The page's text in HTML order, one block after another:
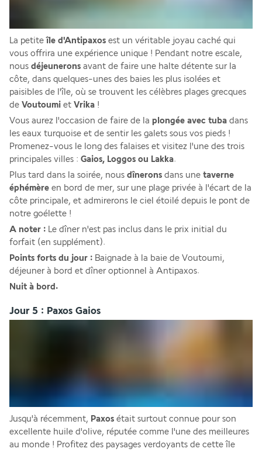
La petite île d'Antipaxos est un véritable joyau caché qui
vous offrira une expérience unique ! Pendant notre escale,
nous déjeunerons avant de faire une halte détente sur la
côte, dans quelques-unes des baies les plus isolées et
paisibles de l'île, où se trouvent les célèbres plages grecques
de Voutoumi et Vrika !
Vous aurez l'occasion de faire de la plongée avec tuba dans
les eaux turquoise et de sentir les galets sous vos pieds !
Promenez-vous le long des falaises et visitez l'une des trois
principales villes : Gaios, Loggos ou Lakka.
Plus tard dans la soirée, nous dînerons dans une taverne
éphémère en bord de mer, sur une plage privée à l'écart de la
côte principale, et admirerons le ciel étoilé depuis le pont de
notre goélette !
A noter : Le dîner n'est pas inclus dans le prix initial du
forfait (en supplément).
Points forts du jour : Baignade à la baie de Voutoumi,
déjeuner à bord et dîner optionnel à Antipaxos.
Nuit à bord.
Jour 5 : Paxos Gaios
Jusqu'à récemment, Paxos était surtout connue pour son
excellente huile d'olive, réputée comme l'une des meilleures
au monde ! Profitez des paysages verdoyants de cette île